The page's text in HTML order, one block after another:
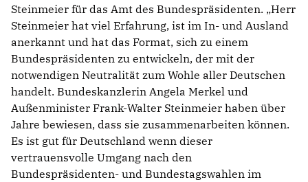
SPENDEN
Mitglied werden
Steinmeier für das Amt des Bundespräsidenten. „Herr
Steinmeier hat viel Erfahrung, ist im In- und Ausland
anerkannt und hat das Format, sich zu einem
Bundespräsidenten zu entwickeln, der mit der
notwendigen Neutralität zum Wohle aller Deutschen
handelt. Bundeskanzlerin Angela Merkel und
Außenminister Frank-Walter Steinmeier haben über
Jahre bewiesen, dass sie zusammenarbeiten können.
Es ist gut für Deutschland wenn dieser
vertrauensvolle Umgang nach den
Bundespräsidenten- und Bundestagswahlen im